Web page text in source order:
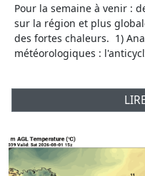
Pour la semaine à venir :
sur la région et plus
des fortes chaleurs. 1)
météorologiques :